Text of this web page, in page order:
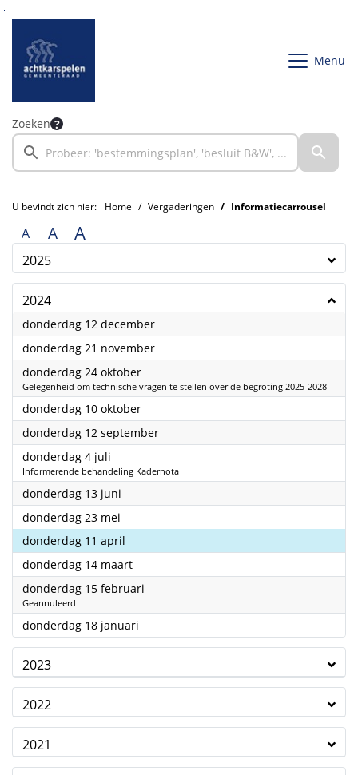
Ga naar de inhoud van deze pagina
Ga naar het zoeken
Ga naar het menu
Menu
Zoeken
U bevindt zich hier: Home Vergaderingen Informatiecarrousel
A A A
2025
2024
donderdag 12 december2024
donderdag 21 november2024
donderdag 24 oktober2024
Gelegenheid om technische vragen te stellen over de begroting 2025-2028
donderdag 10 oktober2024
donderdag 12 september2024
donderdag 4 juli
Informerende behandeling Kadernota
donderdag 13 juni
donderdag 23 mei
donderdag 11 april
donderdag 14 maart2024
donderdag 15 februari
Geannuleerd
donderdag 18 januari
2023
2022
2021